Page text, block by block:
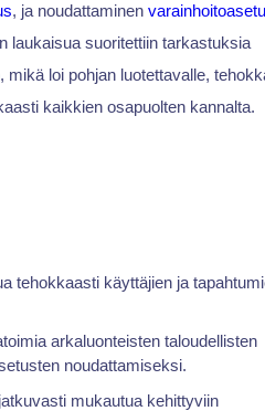
, ja noudattaminen
laukaisua suoritettiin tarkastuksia
loi pohjan luotettavalle,
kaikkien osapuolten kannalta.
tehokkaasti käyttäjien ja
arkaluonteisten taloudellisten
noudattamiseksi.
mukautua kehittyviin